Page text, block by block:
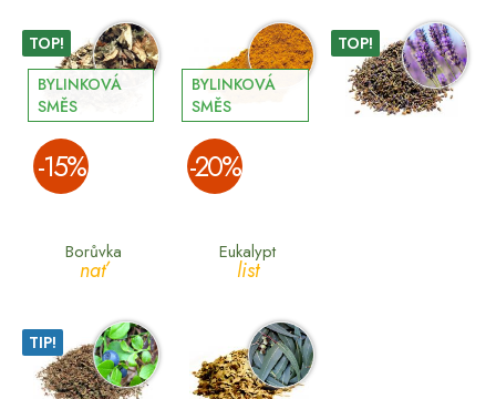
TOP!
BYLINKOVÁ
SMĚS
­-15%
BYLINKOVÁ
SMĚS
­-20%
TOP!
Borůvka
nať
TIP!
Eukalypt
list